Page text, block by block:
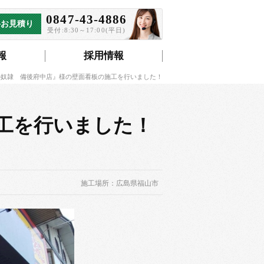
採用情報
0847-43-4886
受付:8:30～17:00(平日)
見積り
隷 備後府中店』様の壁面看板の施工を行いました！
行いました！
施工場所：広島県福山市